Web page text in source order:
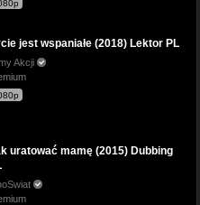
jest wspaniałe (2018) Lektor PL
Akcji
uratować mamę (2015) Dubbing